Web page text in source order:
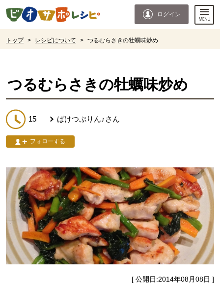
ページの先頭です。
ログイン
トップ > レシピについて > つるむらさきの牡蠣味炒め
つるむらさきの牡蠣味炒め
15 ばけつぷりん♪ さん
フォローする
[ 公開日:2014年08月08日 ]